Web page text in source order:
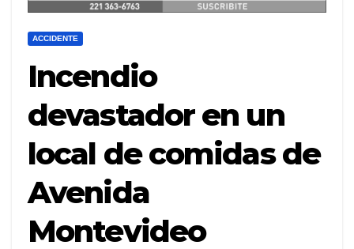
ACCIDENTE
Incendio
devastador en un
local de comidas de
Avenida
Montevideo